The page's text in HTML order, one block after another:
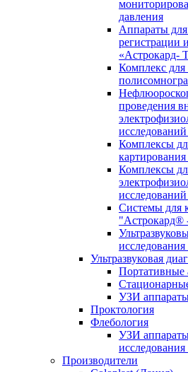
давления
Аппараты для
регистрации
«Астрокард-
Комплекс для
проведения
исследований
Комплексы
картирования
Комплексы
Системы для
"Астрокард®
исследования
Ультразвуковая
УЗИ
Проктология
Флебология
УЗИ
исследования
Производители